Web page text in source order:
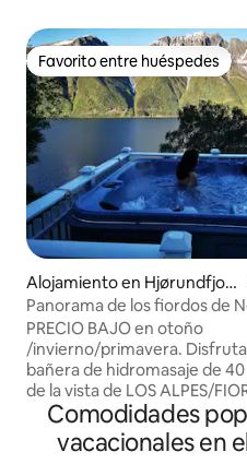
Favorito entre huéspedes
Favorito entre huéspedes
Alojamiento en Hjørundfjor
d, Ørsta
Panorama de los fiordos de
15 % de descuento Otoño/
PRECIO BAJO en otoño
/invierno/primavera. Disfruta de una
bañera de hidromasaje de
de la vista de LOS ALPES/
NORUEGOS. Hermosa nueva casa
independiente restaurada
comodidades. y una
Comodidades
vacacionales en